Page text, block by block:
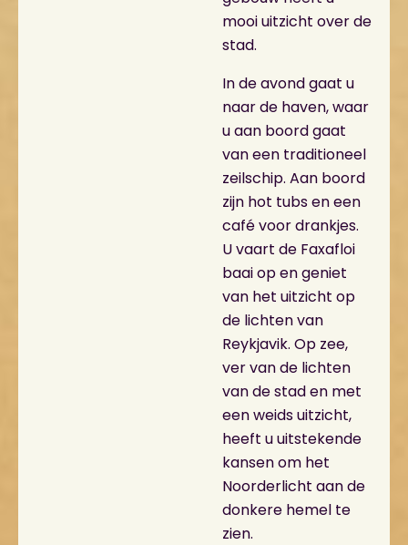
mooi uitzicht over de
stad.
In de avond gaat u
naar de haven, waar
u aan boord gaat
van een traditioneel
zeilschip. Aan boord
zijn hot tubs en een
café voor drankjes.
U vaart de Faxafloi
baai op en geniet
van het uitzicht op
de lichten van
Reykjavik. Op zee,
ver van de lichten
van de stad en met
een weids uitzicht,
heeft u uitstekende
kansen om het
Noorderlicht aan de
donkere hemel te
zien.